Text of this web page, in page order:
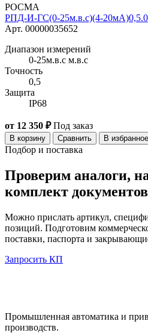
РОСМА
РПД-И-ГС(0-25м.в.с)(4-20мА)0,5.0
Арт. 00000035652
Диапазон измерений
0-25м.в.с м.в.с
Точность
0,5
Защита
IP68
от 12 350 ₽ Под заказ
В корзину Сравнить В избранное
Подбор и поставка
Проверим аналоги,
комплект документов
Можно прислать артикул,
позиций. Подготовим
поставки, паспорта и
Запросить КП
Промышленная автоматика и
производств.